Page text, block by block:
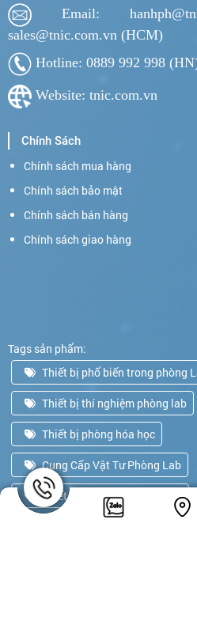
Email:
sales@tnic.com.vn (HCM)
Hotline: 0889 992 998
Website: tnic.com.vn
Chính Sách
Chính sách mua hàng
Chính sách bảo mật
Chính sách bán hàng
Chính sách giao hàng
Tags sản phẩm:
Thiết bị phổ biến trong phòng
Thiết bị thí nghiệm phòng lab
Thiết bị phòng hóa học
Cung Cấp Vật Tư Phòng Lab
Thiết bị kiểm định phòng lab